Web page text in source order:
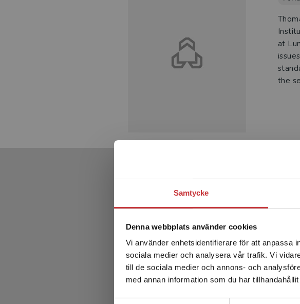
Samtycke
Denna webbplats använder cookies
Vi använder enhetsidentifierare för att anpassa
sociala medier och analysera vår trafik. Vi
till de sociala medier och annons- och
med annan information som du har
Det verkar som
enhet utanför
Sverige. För att
at
the